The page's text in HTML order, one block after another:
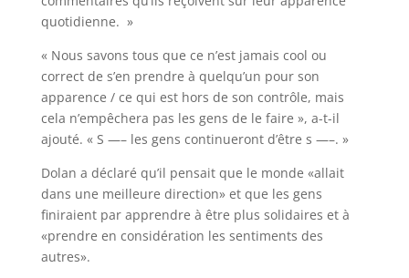
quotidienne. »
« Nous savons tous que ce n’est jamais cool ou
correct de s’en prendre à quelqu’un pour son
apparence / ce qui est hors de son contrôle, mais
cela n’empêchera pas les gens de le faire », a-t-il
ajouté. « S —– les gens continueront d’être s —–. »
Dolan a déclaré qu’il pensait que le monde «allait
dans une meilleure direction» et que les gens
finiraient par apprendre à être plus solidaires et à
«prendre en considération les sentiments des
autres».